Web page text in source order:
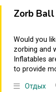
Zorb
Would you
zorbing and
Inflatables
to provide
Отдых